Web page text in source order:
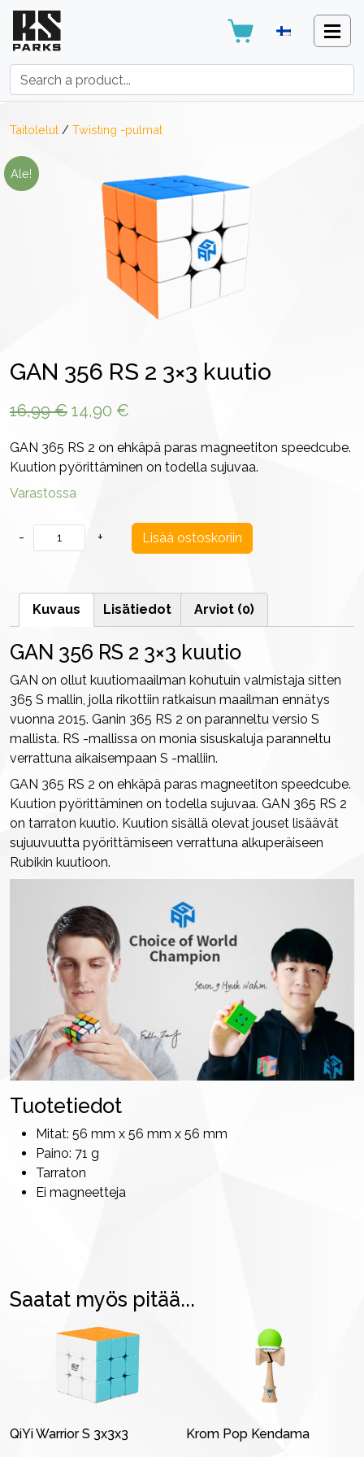
Search:
Taitolelut / Twisting -pulmat
Ale!
GAN 356 RS 2 3×3 kuutio
16,99€ Alkuperäinen
oli:
14,90 €
on:
GAN 365 RS 2 on ehkäpä paras magneetiton speedcube.
Kuution pyörittäminen on todella sujuvaa.
Varastossa
-
GAN
356
2
3x3
määrä
+ Lisää ostoskoriin
Kuvaus Lisätiedot Arviot (0)
GAN 356 RS 2 3×3 kuutio
GAN on ollut kuutiomaailman kohutuin valmistaja sitten
365 S mallin, jolla rikottiin ratkaisun maailman ennätys
vuonna 2015. Ganin 365 RS 2 on paranneltu versio S
mallista. RS -mallissa on monia sisuskaluja paranneltu
verrattuna aikaisempaan S -malliin.
GAN 365 RS 2 on ehkäpä paras magneetiton speedcube.
Kuution pyörittäminen on todella sujuvaa. GAN 365 RS 2
on tarraton kuutio. Kuution sisällä olevat jouset lisäävät
sujuuvuutta pyörittämiseen verrattuna alkuperäiseen
Rubikin kuutioon.
Tuotetiedot
Mitat: 56 mm x 56 mm x 56 mm
Paino: 71 g
Tarraton
Ei magneetteja
Saatat myös pitää...
QiYi Warrior S 3x3x3
Krom Pop Kendama